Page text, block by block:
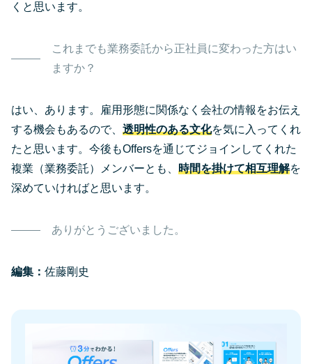
くと思います。
これまでも業務委託から正社員に変わった方はい
ますか？
はい、あります。雇用形態に関係なく会社の情報をお伝え
する機会もあるので、 透明性のある文化を気に入ってくれ
たと思います。今後もOffersを通じてジョインしてくれた
複業（業務委託）メンバーとも、 時間を掛けて相互理解を
深めていければと思います。
ありがとうございました。
編集： 佐藤剛史